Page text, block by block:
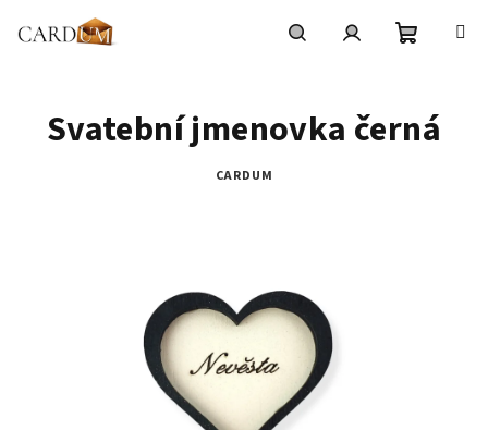
košík
Svatební jmenovka černá
CARDUM